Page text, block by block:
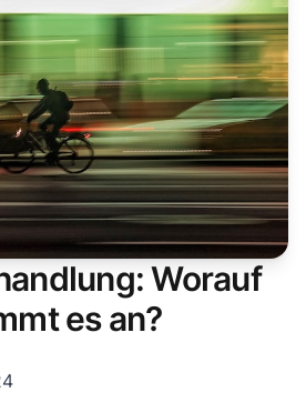
Worauf
es an?